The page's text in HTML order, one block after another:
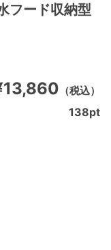
フード収納型
（税込）
138pt